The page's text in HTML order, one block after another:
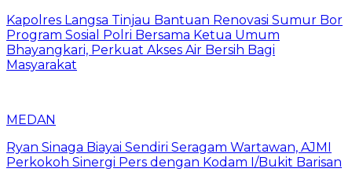
Kapolres Langsa Tinjau Bantuan Renovasi Sumur Bor
Program Sosial Polri Bersama Ketua Umum
Bhayangkari, Perkuat Akses Air Bersih Bagi
Masyarakat
MEDAN
Ryan Sinaga Biayai Sendiri Seragam Wartawan, AJMI
Perkokoh Sinergi Pers dengan Kodam I/Bukit Barisan